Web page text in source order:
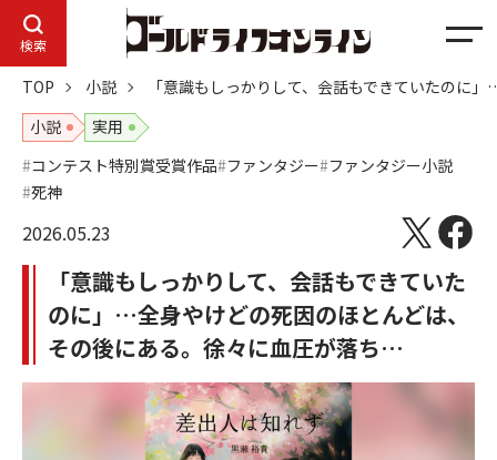
検索
メ
ニ
ュ
TOP 小説
「意識もしっかりして、会話もできていたのに
小説
実用
コンテスト特別賞受賞作品 ファンタジー ファンタジー小説
死神
2026.05.23
「意識もしっかりして、会話もできていた
のに」…全身やけどの死因のほとんどは、
その後にある。徐々に血圧が落ち…